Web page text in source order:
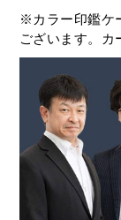
※カラー印鑑ケ
ございます。カ